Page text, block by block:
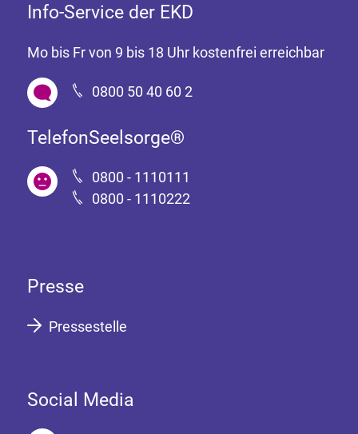
Info-Service der EKD
Mo bis Fr von 9 bis 18 Uhr kostenfrei erreichbar
0800 50 40 60 2
TelefonSeelsorge®
0800 - 1110111
0800 - 1110222
Presse
Pressestelle
Social Media